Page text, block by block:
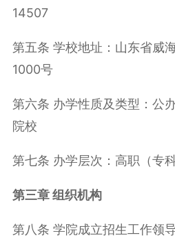
14507
第五条 学校地址：山东省威
1000号
第六条 办学性质及类型：公
院校
第七条 办学层次：高职（专科
第三章 组织机构
第八条 学院成立招生工作领